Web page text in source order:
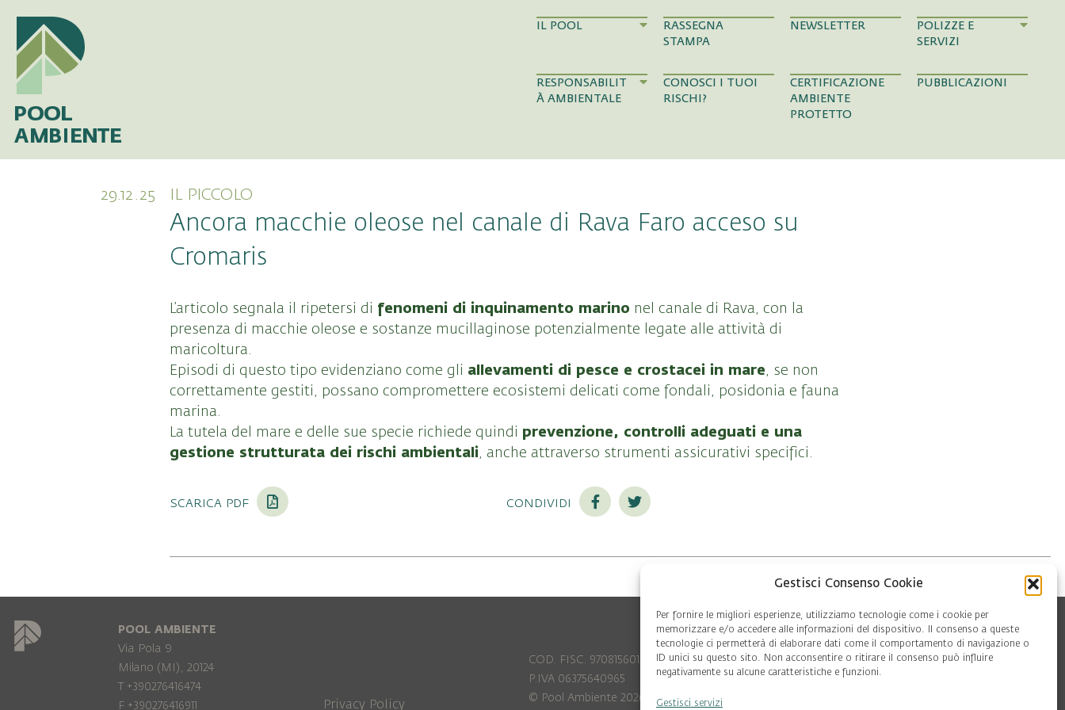
Gestisci Consenso Cookie
Per fornire le migliori esperienze, utilizziamo tecnologie come i cookie per
memorizzare e/o accedere alle informazioni del dispositivo. Il consenso a queste
tecnologie ci permetterà di elaborare dati come il comportamento di navigazione o
ID unici su questo sito. Non acconsentire o ritirare il consenso può influire
negativamente su alcune caratteristiche e funzioni.
Gestisci servizi
IL POOL
RASSEGNA
STAMPA
NEWSLETTER
POLIZZE E
SERVIZI
RESPONSABILIT
À AMBIENTALE
CONOSCI I TUOI
RISCHI?
CERTIFICAZIONE
AMBIENTE
PROTETTO
PUBBLICAZIONI
29.12.25 IL PICCOLO
Ancora macchie oleose nel canale di Rava Faro acceso su
Cromaris
L’articolo segnala il ripetersi di fenomeni di inquinamento marino nel canale di Rava, con la
presenza di macchie oleose e sostanze mucillaginose potenzialmente legate alle attività di
maricoltura.
Episodi di questo tipo evidenziano come gli allevamenti di pesce e crostacei in mare, se non
correttamente gestiti, possano compromettere ecosistemi delicati come fondali, posidonia e fauna
marina.
La tutela del mare e delle sue specie richiede quindi prevenzione, controlli adeguati e una
gestione strutturata dei rischi ambientali, anche attraverso strumenti assicurativi specifici.
scarica pdf condividi
POOL AMBIENTE
Via Pola 9
Milano (MI), 20124
T +390276416474
F +390276416911
Privacy Policy
COD. FISC. 97081560159
P.IVA 06375640965
© Pool Ambiente 2026